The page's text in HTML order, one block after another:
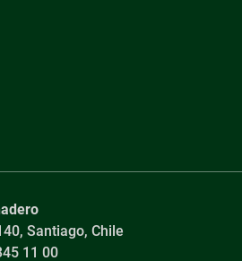
Santiago, Chile
11 00